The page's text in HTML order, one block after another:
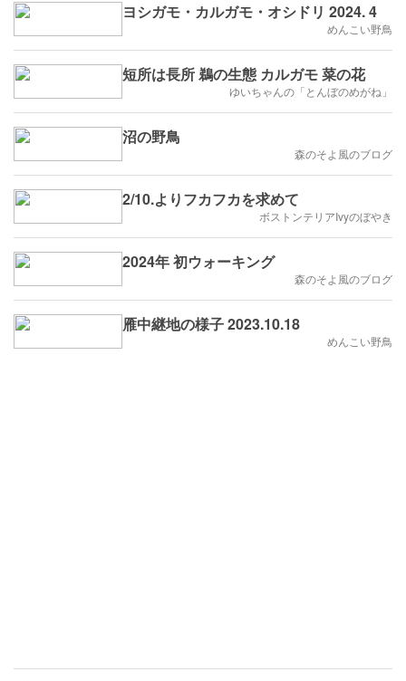
ヨシガモ・カルガモ・オシドリ 2024. 4
めんこい野鳥
短所は長所 鵜の生態 カルガモ 菜の花
ゆいちゃんの「とんぼのめがね」
沼の野鳥
森のそよ風のブログ
2/10.よりフカフカを求めて
ボストンテリアIvyのぼやき
2024年 初ウォーキング
森のそよ風のブログ
雁中継地の様子 2023.10.18
めんこい野鳥